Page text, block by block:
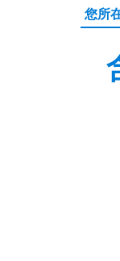
您所